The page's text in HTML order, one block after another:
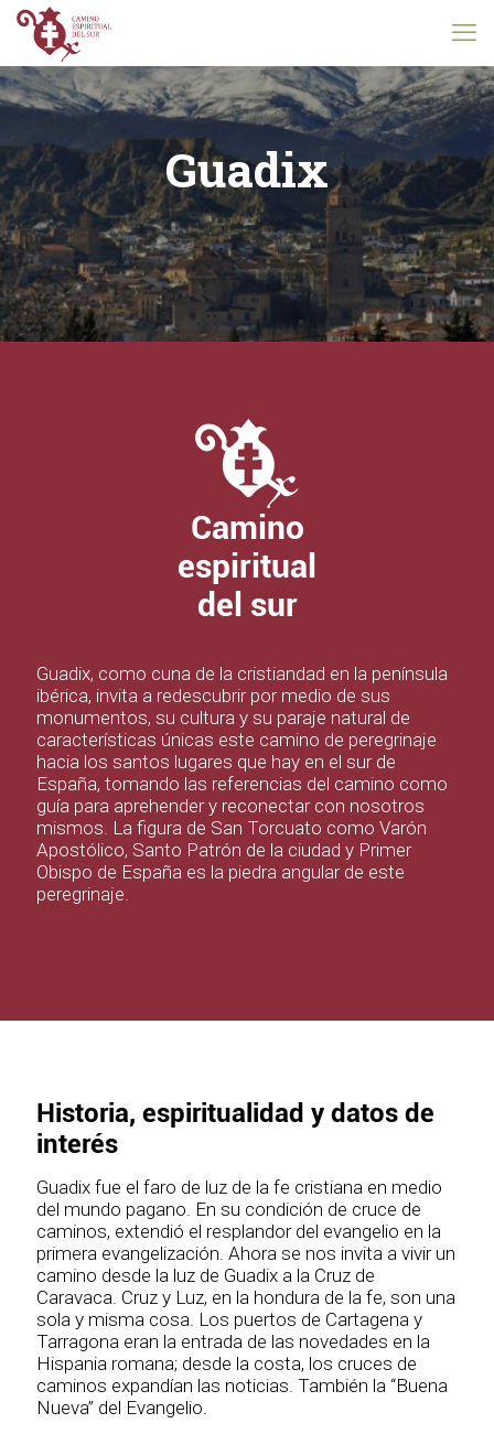
Guadix
Camino
espiritual
del sur
Guadix, como cuna de la cristiandad en la península
ibérica, invita a redescubrir por medio de sus
monumentos, su cultura y su paraje natural de
características únicas este camino de peregrinaje
hacia los santos lugares que hay en el sur de
España, tomando las referencias del camino como
guía para aprehender y reconectar con nosotros
mismos. La figura de San Torcuato como Varón
Apostólico, Santo Patrón de la ciudad y Primer
Obispo de España es la piedra angular de este
peregrinaje.
Historia, espiritualidad y datos de
interés
Guadix fue el faro de luz de la fe cristiana en medio
del mundo pagano. En su condición de cruce de
caminos, extendió el resplandor del evangelio en la
primera evangelización. Ahora se nos invita a vivir un
camino desde la luz de Guadix a la Cruz de
Caravaca. Cruz y Luz, en la hondura de la fe, son una
sola y misma cosa. Los puertos de Cartagena y
Tarragona eran la entrada de las novedades en la
Hispania romana; desde la costa, los cruces de
caminos expandían las noticias. También la “Buena
Nueva” del Evangelio.